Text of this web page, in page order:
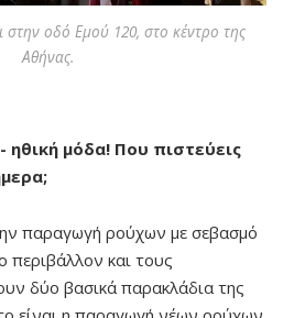
στην οδό Εμού 120, στο κέντρο της
Αθήνας.
ηθική μόδα! Που πιστεύεις
παραγωγή ρούχων με σεβασμό
περιβάλλον και τους
δύο βασικά παρακλάδια της